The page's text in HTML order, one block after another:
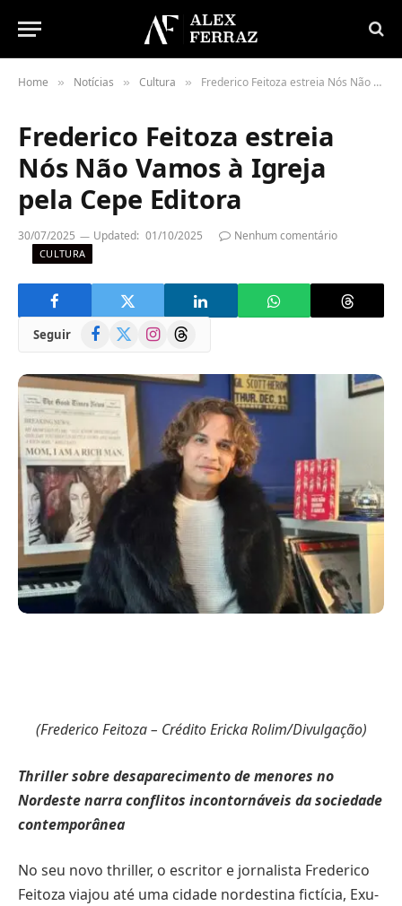
Home » Notícias » Cultura » Frederico Feitoza estreia Nós Não Vamos à Igreja pela Cepe Editora
Frederico Feitoza estreia
Nós Não Vamos à Igreja
pela Cepe Editora
30/07/2025 Updated: 01/10/2025 Nenhum comentário
CULTURA
Seguir Facebook
(Twitter)
InstagramThreads
(Frederico Feitoza – Crédito Ericka Rolim/Divulgação)
Thriller sobre desaparecimento de menores no
Nordeste narra conflitos incontornáveis da sociedade
contemporânea
No seu novo thriller, o escritor e jornalista Frederico
Feitoza viajou até uma cidade nordestina fictícia, Exu-